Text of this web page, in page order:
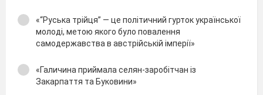
«“Руська трійця” — це політичний гурток української
молоді, метою якого було повалення
самодержавства в австрійській імперії»
«Галичина приймала селян-заробітчан із
Закарпаття та Буковини»